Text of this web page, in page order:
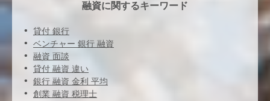
融資に関するキーワード
貸付 銀行
ベンチャー 銀行 融資
融資 面談
貸付 融資 違い
銀行 融資 金利 平均
創業 融資 税理士